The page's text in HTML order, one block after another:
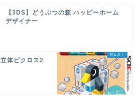
【3DS】どうぶつの森 ハッピーホーム
デザイナー
体ピクロス2